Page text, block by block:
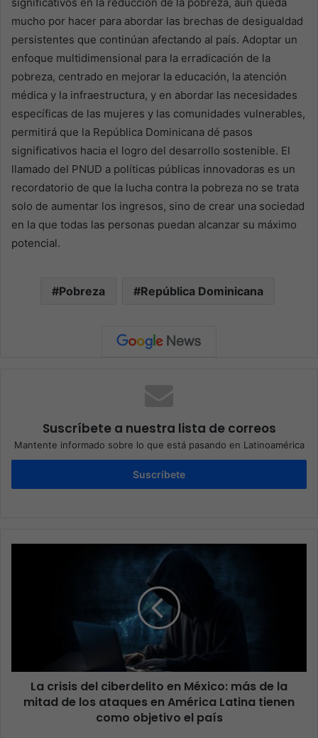
mucho por hacer para abordar las brechas de desigualdad
persistentes que continúan afectando al país. Adoptar un
enfoque multidimensional para la erradicación de la
pobreza, centrado en mejorar la educación, la atención
médica y la infraestructura, y en abordar las necesidades
específicas de las mujeres y las comunidades vulnerables,
permitirá que la República Dominicana dé pasos
significativos hacia el logro del desarrollo sostenible. El
llamado del PNUD a políticas públicas innovadoras es un
recordatorio de que la lucha contra la pobreza no se trata
solo de aumentar los ingresos, sino de crear una sociedad
en la que todas las personas puedan alcanzar su máximo
potencial.
Pobreza República Dominicana
Suscríbete a nuestra lista de correos
Mantente informado sobre lo que está pasando en Latinoamérica
Suscríbete
La crisis del ciberdelito en México: más de la
mitad de los ataques en América Latina tienen
como objetivo el país